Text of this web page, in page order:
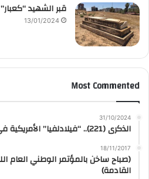
قبر الشهيد
13/01/2024
Most Commented
31/10/2024
الذكرى (221).. “فيلادلفيا” الأمريكية في أسر البحارة الطرابلسيين
18/11/2017
(صباح ساخن بالمؤتمر الوطني العام
القادمة)